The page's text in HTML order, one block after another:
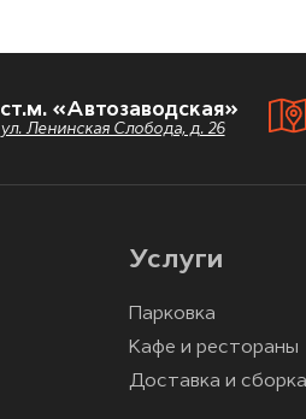
ст.м. «Автозаводская»
ул. Ленинская Слобода, д. 26
Услуги
Парковка
Кафе и рестораны
Доставка и сборка